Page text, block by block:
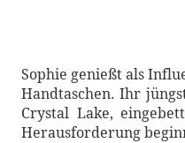
Sophie genießt als
Handtaschen. Ihr
Crystal Lake,
Herausforderung